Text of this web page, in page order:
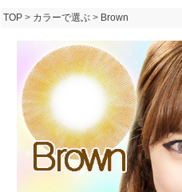
TOP > カラーで選ぶ > Brown